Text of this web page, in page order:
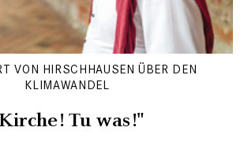
VON HIRSCHHAUSEN ÜBER DEN
KLIMAWANDEL
Tu was!"